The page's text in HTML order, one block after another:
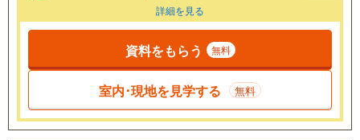
詳細を見る
資料をもらう 無料
室内･現地を見学する 無料